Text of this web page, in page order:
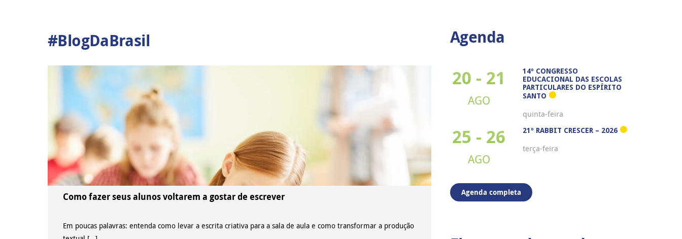
#BlogDaBrasil
Como fazer seus alunos voltarem a gostar de escrever
Em poucas palavras: entenda como levar a escrita criativa para a sala de aula e como transformar a produção
Agenda
20 - 21
AGO
14º CONGRESSO
EDUCACIONAL DAS ESCOLAS
PARTICULARES DO ESPÍRITO
SANTO
quinta-feira
25 - 26
AGO
21º RABBIT CRESCER – 2026
terça-feira
Agenda completa